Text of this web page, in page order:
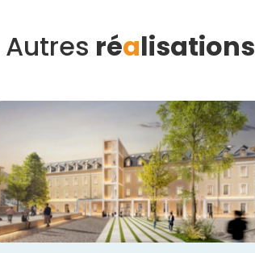
Autres réalisations